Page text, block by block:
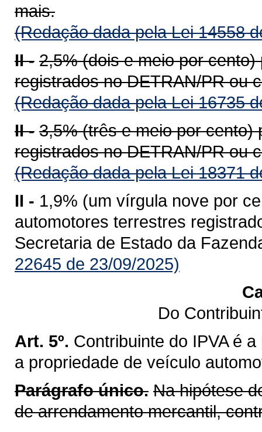
mais.
(Redação dada pela Lei 14558
II - 2,5% (dois e meio por
registrados no DETRAN/PR ou
(Redação dada pela Lei 16735
II - 3,5% (três e meio por
registrados no DETRAN/PR ou
(Redação dada pela Lei 18371
II - 1,9% (um vírgula nove por
automotores terrestres
Secretaria de Estado da
22645 de 23/09/2025)
Do
Art. 5º. Contribuinte do IPVA é
a propriedade de veículo
Parágrafo único. Na hipótese
de arrendamento mercantil,